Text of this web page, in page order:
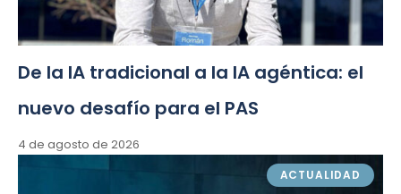
De la IA tradicional a la IA agéntica: el
nuevo desafío para el PAS
4 de agosto de 2026
ACTUALIDAD